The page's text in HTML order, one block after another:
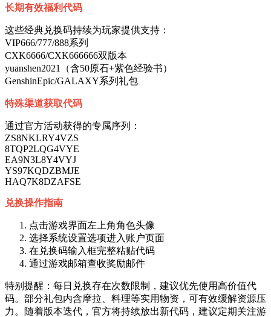
长期有效福利代码
这些经典兑换码持续为玩家提供支持：
VIP666/777/888系列
CXK6666/CXK666666双版本
yuanshen2021（含50原石+紫色经验书）
GenshinEpic/GALAXY系列礼包
特殊渠道获取代码
通过官方活动获得的专属序列：
ZS8NKLRY4VZS
8TQP2LQG4VYE
EA9N3L8Y4VYJ
YS97KQDZBMJE
HAQ7K8DZAFSE
兑换操作指南
点击游戏界面左上角角色头像
选择系统设置选项进入账户页面
在兑换码输入框完整粘贴代码
通过游戏邮箱查收奖励邮件
特别提醒：每日兑换存在次数限制，建议优先使用高价值代
码。部分礼包内含摩拉、料理等实用物资，可有效缓解资源压
力。随着版本迭代，官方将持续放出新代码，建议定期关注游